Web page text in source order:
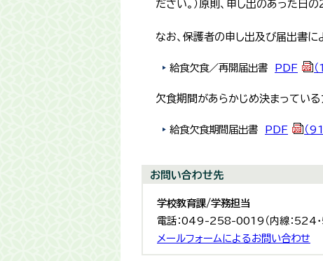
ださい。）原則、申し出のあった日
なお、保護者の申し出及び届出書に
給食欠食／再開届出書 PDF
欠食期間があらかじめ決まっている
給食欠食期間届出書 PDF （
お問い合わせ先
学校教育課/学務担当
電話：049-258-0019（内線：
メールフォームによるお問い合わせ